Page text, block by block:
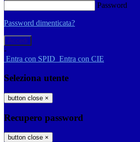
Password
Password dimenticata?
-
Entra con SPID Entra con CIE
Seleziona utente
button close ×
Recupero password
button close ×